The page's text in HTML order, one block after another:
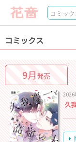
コミックス
9月発売
2026
久